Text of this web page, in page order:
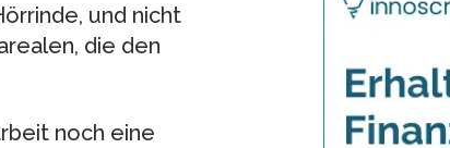
und nicht
die den
noch eine